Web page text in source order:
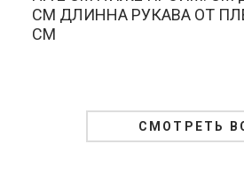
СМ ДЛИННА РУКАВА ОТ
СМ
СМОТРЕТЬ